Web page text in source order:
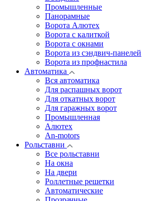
Промышленные
Панорамные
Ворота Алютех
Ворота с калиткой
Ворота c окнами
Ворота из сэндвич-панелей
Ворота из профнастила
Автоматика
Вся автоматика
Для распашных ворот
Для откатных ворот
Для гаражных ворот
Промышленная
Алютех
An-motors
Рольставни
Все рольставни
На окна
На двери
Роллетные решетки
Автоматические